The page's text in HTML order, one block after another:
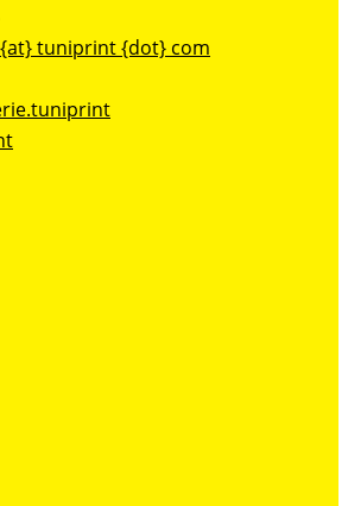
tuniprint {dot} com